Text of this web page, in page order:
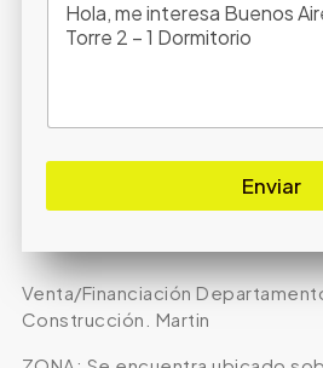
Enviar
Venta/Financiación
Construcción. Martin